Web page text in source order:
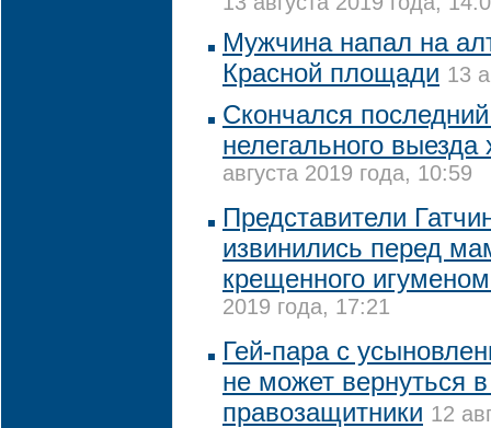
Мужчина напал на
Красной площади 13
Скончался последний
нелегального
августа 2019 года, 10:59
Представители
извинились перед
крещенного
2019 года, 17:21
Гей-пара с
не может вернуться
правозащитники 12